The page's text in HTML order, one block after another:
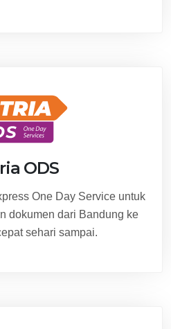
ODS
One Day Service untuk
dokumen dari Bandung ke
sehari sampai.